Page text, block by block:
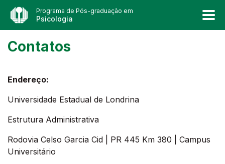
Programa de Pós-graduação em
Psicologia
Contatos
Endereço:
Universidade Estadual de Londrina
Estrutura Administrativa
Rodovia Celso Garcia Cid | PR 445 Km 380 | Campus
Universitário